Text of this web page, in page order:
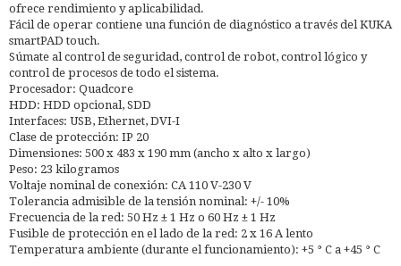
ofrece rendimiento y aplicabilidad.
Fácil de operar contiene una función de diagnóstico a través del KUKA
smartPAD touch.
Súmate al control de seguridad, control de robot, control lógico y
control de procesos de todo el sistema.
Procesador: Quadcore
HDD: HDD opcional, SDD
Interfaces: USB, Ethernet, DVI-I
Clase de protección: IP 20
Dimensiones: 500 x 483 x 190 mm (ancho x alto x largo)
Peso: 23 kilogramos
Voltaje nominal de conexión: CA 110 V-230 V
Tolerancia admisible de la tensión nominal: +/- 10%
Frecuencia de la red: 50 Hz ± 1 Hz o 60 Hz ± 1 Hz
Fusible de protección en el lado de la red: 2 x 16 A lento
Temperatura ambiente (durante el funcionamiento): +5 ° C a +45 ° C